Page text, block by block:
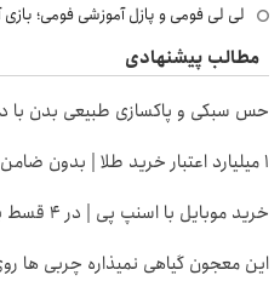
لی لی فومی و پازل آموزشی فومی؛
مطالب پیشنهادی
حس سبکی و پاکسازی طبیعی بدن با دمنوش
۱ میلیارد اعتبار خرید طلا | بدون ضامن و چک
خرید موبایل با اسنپ پی | در ۴ قسط بدون سود و کارمزد!
این معجون گیاهی نمیذاره چربی ها روی